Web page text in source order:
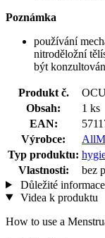
Poznámka
používání
nitroděložní
být
Produkt č.
Obsah:
1 ks
EAN:
Výrobce:
Typ produktu:
Vlastnosti:
bez
Důležité
Videa k produktu
How to use a